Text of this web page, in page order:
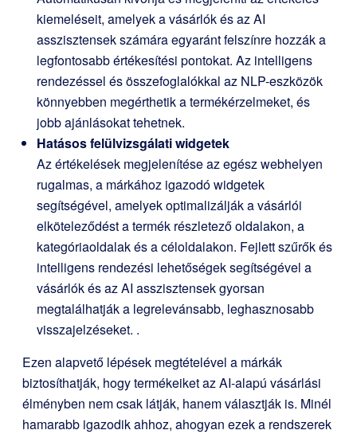
kiemeléseit, amelyek a vásárlók és az AI
asszisztensek számára egyaránt felszínre hozzák a
legfontosabb értékesítési pontokat. Az intelligens
rendezéssel és összefoglalókkal az NLP-eszközök
könnyebben megérthetik a termékérzelmeket, és
jobb ajánlásokat tehetnek.
Hatásos felülvizsgálati widgetek
Az értékelések megjelenítése az egész webhelyen
rugalmas, a márkához igazodó widgetek
segítségével, amelyek optimalizálják a vásárlói
elköteleződést a termék részletező oldalakon, a
kategóriaoldalak és a céloldalakon. Fejlett szűrők és
intelligens rendezési lehetőségek segítségével a
vásárlók és az AI asszisztensek gyorsan
megtalálhatják a legrelevánsabb, leghasznosabb
visszajelzéseket. .
Ezen alapvető lépések megtételével a márkák
biztosíthatják, hogy termékeiket az AI-alapú vásárlási
élményben nem csak látják, hanem választják is. Minél
hamarabb igazodik ahhoz, ahogyan ezek a rendszerek